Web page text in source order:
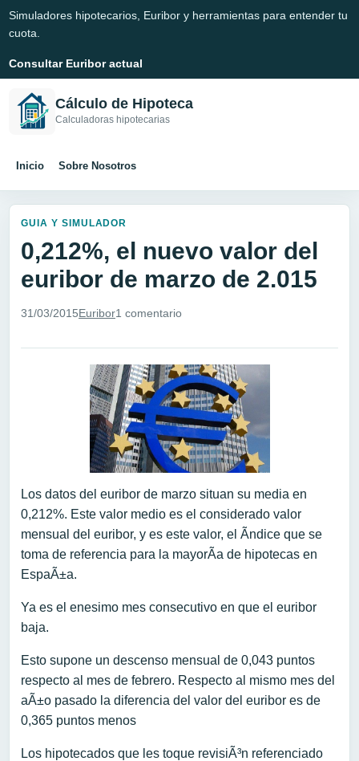
Simuladores hipotecarios, Euribor y herramientas para entender tu
cuota.
Consultar Euribor actual
Cálculo de Hipoteca
Calculadoras hipotecarias
Inicio Sobre Nosotros
GUIA Y SIMULADOR
0,212%, el nuevo valor del
euribor de marzo de 2.015
31/03/2015Euribor1 comentario
Los datos del euribor de marzo situan su media en
0,212%. Este valor medio es el considerado valor
mensual del euribor, y es este valor, el Ã­ndice que se
toma de referencia para la mayorÃ­a de hipotecas en
EspaÃ±a.
Ya es el enesimo mes consecutivo en que el euribor
baja.
Esto supone un descenso mensual de 0,043 puntos
respecto al mes de febrero. Respecto al mismo mes del
aÃ±o pasado la diferencia del valor del euribor es de
0,365 puntos menos
Los hipotecados que les toque revisiÃ³n referenciado